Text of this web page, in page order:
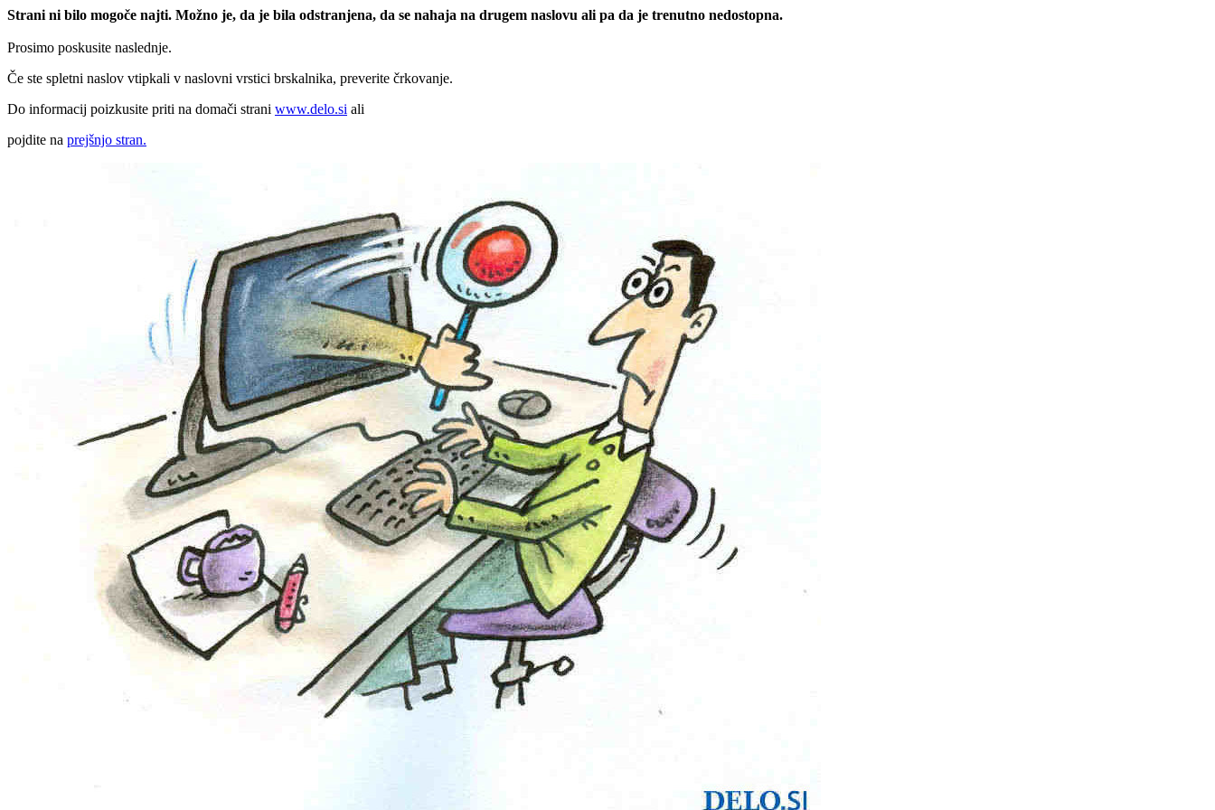
Strani ni bilo mogoče najti. Možno je, da je bila odstranjena, da se nahaja na drugem naslovu ali pa da je trenutno nedostopna.
Prosimo poskusite naslednje.
Če ste spletni naslov vtipkali v naslovni vrstici brskalnika, preverite črkovanje.
Do informacij poizkusite priti na domači strani www.delo.si ali
pojdite na prejšnjo stran.